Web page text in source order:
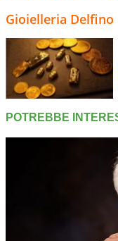
Gioielleria Delfino